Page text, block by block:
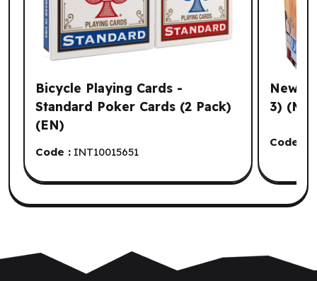
Bicycle Playing Cards -
Standard Poker Cards (2 Pack)
(EN)
Code : INT10015651
New
3)
Code :